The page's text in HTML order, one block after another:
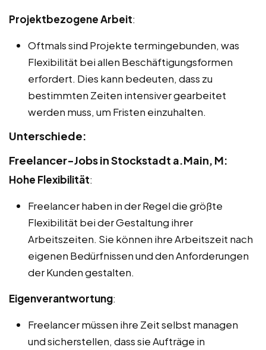
Projektbezogene Arbeit:
Oftmals sind Projekte termingebunden, was
Flexibilität bei allen Beschäftigungsformen
erfordert. Dies kann bedeuten, dass zu
bestimmten Zeiten intensiver gearbeitet
werden muss, um Fristen einzuhalten.
Unterschiede:
Freelancer-Jobs in Stockstadt a.Main, M:
Hohe Flexibilität:
Freelancer haben in der Regel die größte
Flexibilität bei der Gestaltung ihrer
Arbeitszeiten. Sie können ihre Arbeitszeit nach
eigenen Bedürfnissen und den Anforderungen
der Kunden gestalten.
Eigenverantwortung:
Freelancer müssen ihre Zeit selbst managen
und sicherstellen, dass sie Aufträge in